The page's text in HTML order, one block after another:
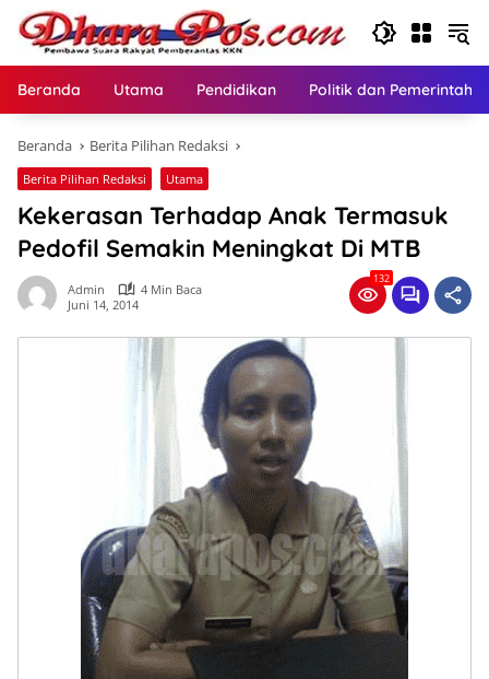
Langsung
konten
Beranda Utama Pendidikan Politik dan
Beranda Berita Pilihan Redaksi
Berita Pilihan Redaksi Utama
Kekerasan Terhadap Anak Termasuk
Pedofil Semakin Meningkat Di MTB
Admin
4 Min Baca
Juni 14, 2014
132